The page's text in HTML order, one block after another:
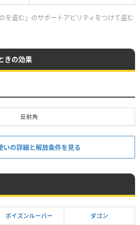
を盗む」のサポートアビリティをつけて盗む
きの効果
反射角
の詳細と解放条件を見る
ポイズンルーパー ダゴン